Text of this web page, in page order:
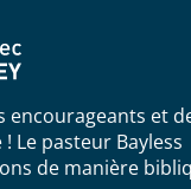
encourageants et
Le pasteur Bayless
de manière